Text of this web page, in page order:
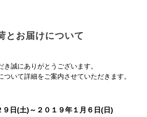
とお届けについて
誠にありがとうございます。
いて詳細をご案内させていただきます。
９日(土)～２０１９年１月６日(日)